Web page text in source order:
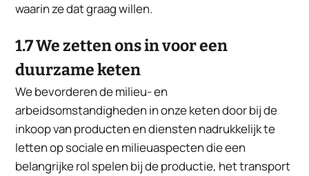
waarin ze dat graag willen.
1.7 We zetten ons in voor een
duurzame keten
We bevorderen de milieu- en
arbeidsomstandigheden in onze keten door bij de
inkoop van producten en diensten nadrukkelijk te
letten op sociale en milieuaspecten die een
belangrijke rol spelen bij de productie, het transport